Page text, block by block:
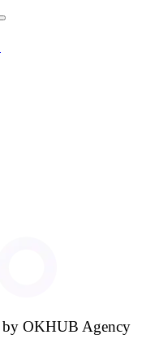
OKHUB Agency